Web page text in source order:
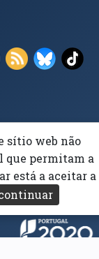
janela)
em nova janela)
(abre em nova
LinkedIn (abre em
RSS (abre em
Bluesky
Livro Amarelo
Proteção
nova janela)
sítio web não
que permitam a
está a aceitar a